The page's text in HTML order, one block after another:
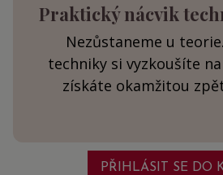
Praktický nácvik
Nezůstaneme u
techniky si vyzkoušíte
získáte okamžitou
PŘIHLÁSIT SE DO